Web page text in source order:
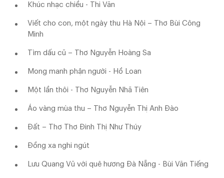
Khúc nhạc chiều - Thi Văn
Viết cho con, một ngày thu Hà Nội – Thơ Bùi Công
Minh
Tìm dấu cũ – Thơ Nguyễn Hoàng Sa
Mong manh phận người - Hồ Loan
Một lần thôi - Thơ Nguyễn Nhã Tiên
Áo vàng mùa thu – Thơ Nguyễn Thị Anh Đào
Đất – Thơ Thơ Đinh Thị Như Thúy
Đồng xa nghi ngút
Lưu Quang Vũ với quê hương Đà Nẵng - Bùi Văn Tiếng